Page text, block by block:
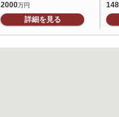
2000万円
詳細を見る